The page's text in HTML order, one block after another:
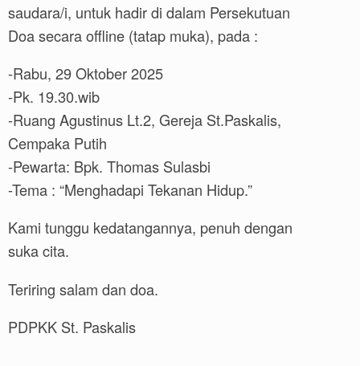
saudara/i, untuk hadir di dalam Persekutuan
Doa secara offline (tatap muka), pada :
-Rabu, 29 Oktober 2025
-Pk. 19.30.wib
-Ruang Agustinus Lt.2, Gereja St.Paskalis,
Cempaka Putih
-Pewarta: Bpk. Thomas Sulasbi
-Tema : “Menghadapi Tekanan Hidup.”
Kami tunggu kedatangannya, penuh dengan
suka cita.
Teriring salam dan doa.
PDPKK St. Paskalis